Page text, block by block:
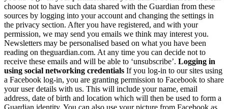
choose not to have such data shared with the Guardian from these
sources by logging into your account and changing the settings in
the privacy section. After you have registered, and with your
permission, we may send you emails we think may interest you.
Newsletters may be personalised based on what you have been
reading on theguardian.com. At any time you can decide not to
receive these emails and will be able to ‘unsubscribe’. Logging in
using social networking credentials If you log-in to our sites using
a Facebook log-in, you are granting permission to Facebook to share
your user details with us. This will include your name, email
address, date of birth and location which will then be used to form a